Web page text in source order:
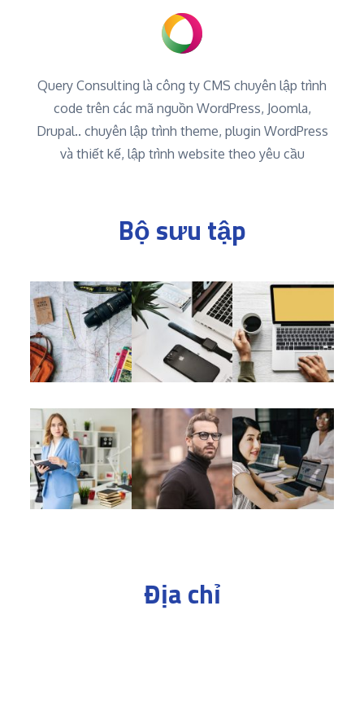
Query Consulting là công ty CMS chuyên lập trình
code trên các mã nguồn WordPress, Joomla,
Drupal.. chuyên lập trình theme, plugin WordPress
và thiết kế, lập trình website theo yêu cầu
Bộ sưu tập
Địa chỉ